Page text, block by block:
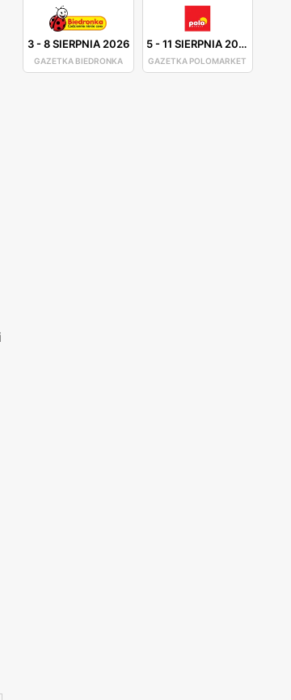
3-8 SIERPNIA 2026
GAZETKA BIEDRONKA
5-11 SIERPNIA 2026
GAZETKA POLOMARKET